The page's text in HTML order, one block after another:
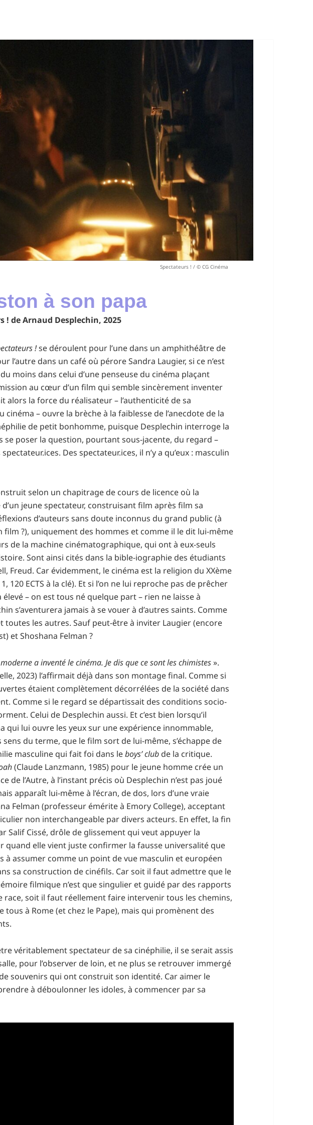
Spectateurs ! / © CG Cinéma
à son papa
! de Arnaud Desplechin, 2025
!se déroulent pour l’une dans un amphithéâtre de
l’autre dans un café où pérore Sandra Laugier, si ce n’est
moins dans celui d’une penseuse du cinéma plaçant
au cœur d’un film qui semble sincèrement inventer
alors la force du réalisateur – l’authenticité de sa
cinéma – ouvre la brèche à la faiblesse de l’anecdote de la
de petit bonhomme, puisque Desplechin interroge la
se poser la question, pourtant sous-jacente, du regard –
Des spectateur.ices, il n’y a qu’eux : masculin
selon un chapitrage de cours de licence où la
jeune spectateur, construisant film après film sa
d’auteurs sans doute inconnus du grand public (à
film ?), uniquement des hommes et comme il le dit lui-même
de la machine cinématographique, qui ont à eux-seuls
Sont ainsi cités dans la bible-iographie des étudiants
Freud. Car évidemment, le cinéma est la religion du XXème
120 ECTS à la clé). Et si l’on ne lui reproche pas de prêcher
élevé – on est tous né quelque part – rien ne laisse à
s’aventurera jamais à se vouer à d’autres saints. Comme
toutes les autres. Sauf peut-être à inviter Laugier (encore
et Shoshana Felman ?
a inventé le cinéma. Je dis que ce sont les chimistes».
2023) l’affirmait déjà dans son montage final. Comme si
étaient complètement décorrélées de la société dans
Comme si le regard se départissait des conditions socio-
Celui de Desplechin aussi. Et c’est bien lorsqu’il
qui lui ouvre les yeux sur une expérience innommable,
du terme, que le film sort de lui-même, s’échappe de
masculine qui fait foi dans leboys’ club de la critique.
(Claude Lanzmann, 1985) pour le jeune homme crée un
de l’Autre, à l’instant précis où Desplechin n’est pas joué
apparaît lui-même à l’écran, de dos, lors d’une vraie
Felman (professeur émérite à Emory College), acceptant
non interchangeable par divers acteurs. En effet, la fin
Salif Cissé, drôle de glissement qui veut appuyer la
quand elle vient juste confirmer la fausse universalité que
à assumer comme un point de vue masculin et européen
sa construction de cinéfils. Car soit il faut admettre que le
filmique n’est que singulier et guidé par des rapports
race, soit il faut réellement faire intervenir tous les chemins,
tous à Rome (et chez le Pape), mais qui promènent des
véritablement spectateur de sa cinéphilie, il se serait assis
pour l’observer de loin, et ne plus se retrouver immergé
de souvenirs qui ont construit son identité. Car aimer le
à déboulonner les idoles, à commencer par sa